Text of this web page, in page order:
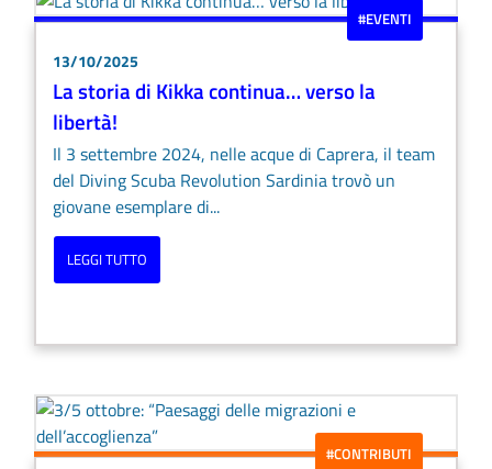
#EVENTI
13/10/2025
La storia di Kikka continua… verso la
libertà!
Il 3 settembre 2024, nelle acque di Caprera, il team
del Diving Scuba Revolution Sardinia trovò un
giovane esemplare di...
LEGGI TUTTO
#CONTRIBUTI